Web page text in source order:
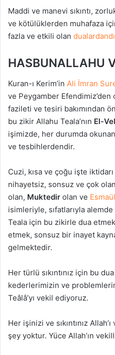
Maddi ve manevi sıkıntı,
ve kötülüklerden muhafaza
fazla ve etkili olan
HASBUNALLAHU
Kuran-ı Kerim’in Ali İmran
ve Peygamber Efendimiz’den
fazileti ve tesiri bakımından
bu zikir Allahu Teala’nın El-
işimizde, her durumda
ve tesbihlerdendir.
Cuzi, kısa ve çoğu işte
nihayetsiz, sonsuz ve çok
olan, Muktedir olan ve
isimleriyle, sıfatlarıyla
Teala için bu zikirle dua
etmek, sonsuz bir inayet
gelmektedir.
Her türlü sıkıntınız için bu
kederlerimizin ve
Teâlâ’yı vekil ediyoruz.
Her işinizi ve sıkıntınız
şey yoktur. Yüce Allah’ın